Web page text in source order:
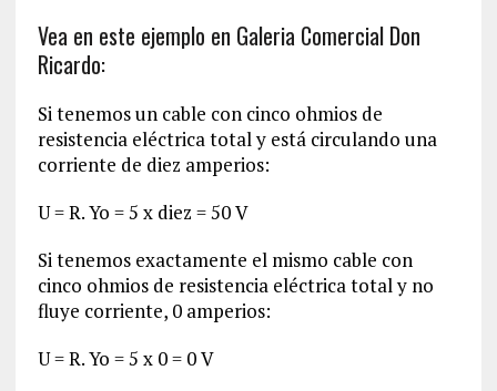
Vea en este ejemplo en Galeria Comercial Don
Ricardo:
Si tenemos un cable con cinco ohmios de
resistencia eléctrica total y está circulando una
corriente de diez amperios:
U = R. Yo = 5 x diez = 50 V
Si tenemos exactamente el mismo cable con
cinco ohmios de resistencia eléctrica total y no
fluye corriente, 0 amperios:
U = R. Yo = 5 x 0 = 0 V